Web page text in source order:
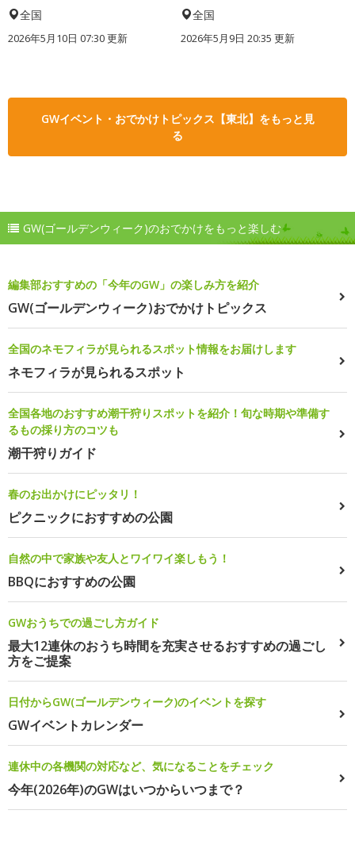
全国
2026年5月10日 07:30 更新
全国
2026年5月9日 20:35 更新
GWイベント・おでかけトピックス【東北】をもっと見
る
GW(ゴールデンウィーク)のおでかけをもっと楽しむ
編集部おすすめの「今年のGW」の楽しみ方を紹介
GW(ゴールデンウィーク)おでかけトピックス
全国のネモフィラが見られるスポット情報をお届けします
ネモフィラが見られるスポット
全国各地のおすすめ潮干狩りスポットを紹介！旬な時期や準備す
るもの採り方のコツも
潮干狩りガイド
春のお出かけにピッタリ！
ピクニックにおすすめの公園
自然の中で家族や友人とワイワイ楽しもう！
BBQにおすすめの公園
GWおうちでの過ごし方ガイド
最大12連休のおうち時間を充実させるおすすめの過ごし
方をご提案
日付からGW(ゴールデンウィーク)のイベントを探す
GWイベントカレンダー
連休中の各機関の対応など、気になることをチェック
今年(2026年)のGWはいつからいつまで？